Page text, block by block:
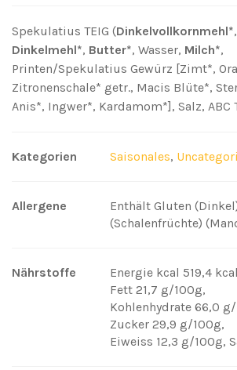
Spekulatius TEIG (Dinkelvollkornmehl*
Dinkelmehl*, Butter*, Wasser, Milch*,
Printen/Spekulatius Gewürz [Zimt*,
Zitronenschale* getr., Macis Blüte*,
Anis*, Ingwer*, Kardamom*], Salz, ABC
Kategorien Saisonales,
Allergene
Enthält Gluten
(Schalenfrüchte)
Nährstoffe Energie kcal 519,4
Fett 21,7 g/100g,
Kohlenhydrate 66,0
Zucker 29,9 g/100g,
Eiweiss 12,3 g/100g,